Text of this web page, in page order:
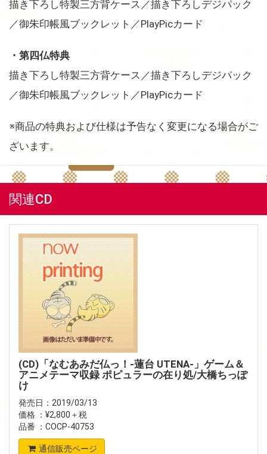
描き下ろし特製三方背ケース／描き下ろしデジパック
／御朱印帳風ブックレット／PlayPicカード
・第四仏特典
描き下ろし特製三方背ケース／描き下ろしデジパック
／御朱印帳風ブックレット／PlayPicカード
※商品の特典および仕様は予告なく変更になる場合がご
ざいます。
関連CD
(CD)「なむあみだ仏っ！-蓮台 UTENA-」ゲーム＆
アニメテーマ収録 ポピュラーの在り処/大橋ちっぽ
け
発売日：2019/03/13
価格 ：¥2,800＋税
品番 ：COCP-40753
通信販売ページ